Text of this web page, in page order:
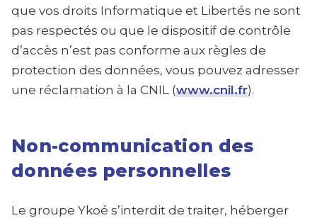
que vos droits Informatique et Libertés ne sont
pas respectés ou que le dispositif de contrôle
d’accès n’est pas conforme aux règles de
protection des données, vous pouvez adresser
une réclamation à la CNIL (www.cnil.fr).
Non-communication des
données personnelles
Le groupe Ykoé s’interdit de traiter, héberger